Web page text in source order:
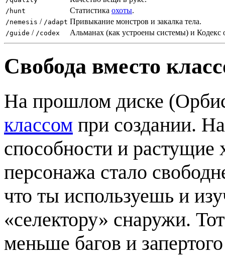
/hunt Статистика охоты.
/nemesis / /adapt Привыкание монстров и закалка тела.
/guide / /codex Альманах (как устроены системы) и Кодекс
Свобода вместо
На прошлом диске
классом при создании.
способности и растущие
персонажа стало
что ты используешь и
«селектору» снаружи.
меньше багов и